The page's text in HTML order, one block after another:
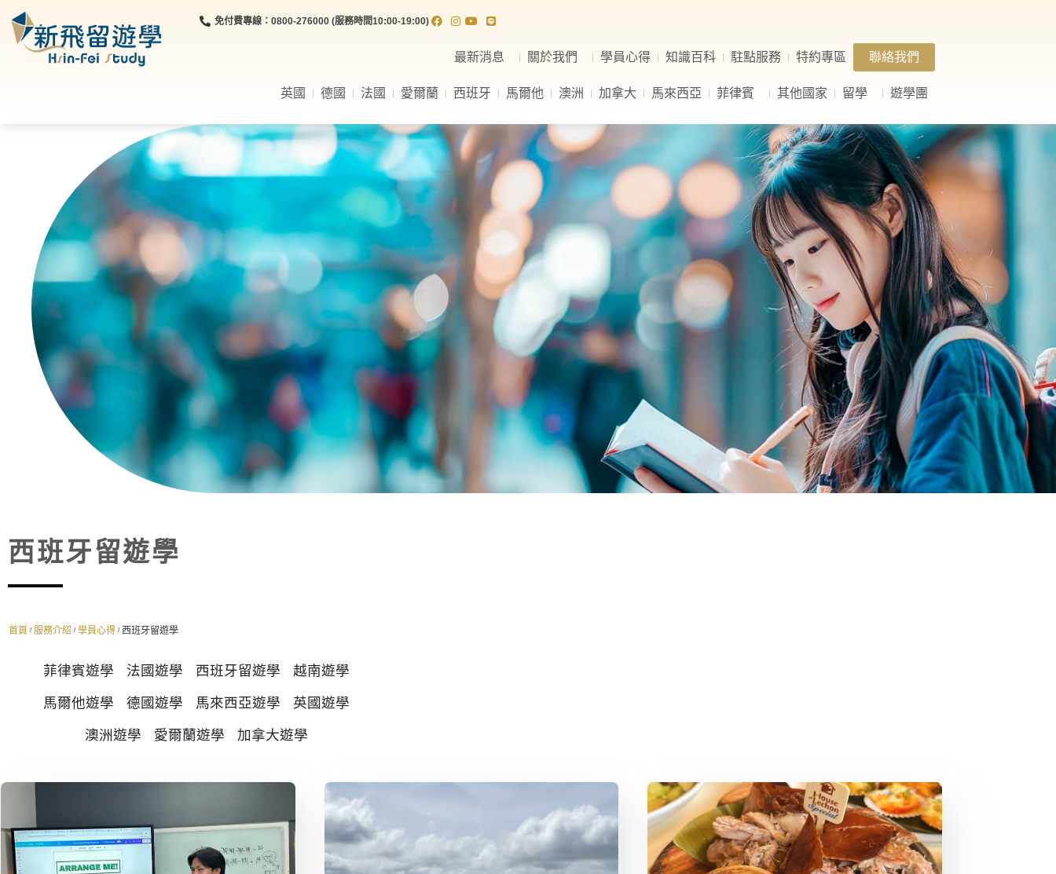
免付費專線：0800-276000 (服務時間10:00-19:00)
最新消息 關於我們 學員心得 知識百科 駐點服務 特約專區 聯絡我們
英國 德國 法國 愛爾蘭 西班牙 馬爾他 澳洲 加拿大 馬來西亞 菲律賓 其他國家 留學 遊學團
西班牙留遊學
首頁 / 服務介紹 / 學員心得 / 西班牙留遊學
菲律賓遊學 法國遊學 西班牙留遊學 越南遊學
馬爾他遊學 德國遊學 馬來西亞遊學 英國遊學
澳洲遊學 愛爾蘭遊學 加拿大遊學